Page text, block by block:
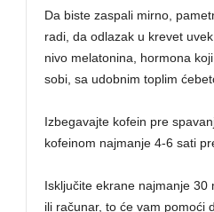
Da biste zaspali mirno,
radi, da odlazak u krevet
nivo melatonina, hormona
sobi, sa udobnim toplim
Izbegavajte kofein pre
kofeinom najmanje 4-6 sati
Isključite ekrane najmanje
ili računar, to će vam pomoći